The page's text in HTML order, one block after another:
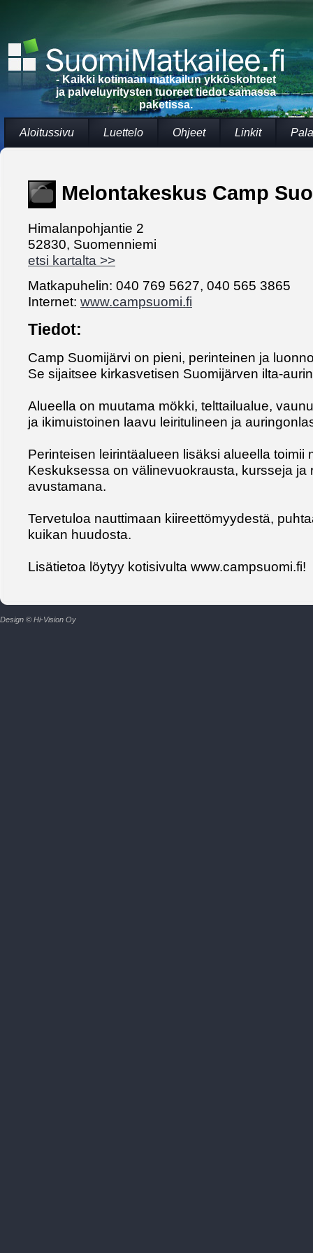
- Kaikki kotimaan matkailun ykköskohteet
ja palveluyritysten tuoreet tiedot samassa
paketissa.
Aloitussivu Luettelo Ohjeet Linkit
Melontakeskus Camp
Himalanpohjantie 2
52830, Suomenniemi
etsi kartalta >>
Matkapuhelin: 040 769 5627, 040 565 3865
Internet: www.campsuomi.fi
Tiedot:
Camp Suomijärvi on pieni, perinteinen ja
Se sijaitsee kirkasvetisen Suomijärven ilta-
Alueella on muutama mökki, telttailualue,
ja ikimuistoinen laavu leiritulineen ja
Perinteisen leirintäalueen lisäksi alueella toimii
Keskuksessa on välinevuokrausta, kursseja ja
avustamana.
Tervetuloa nauttimaan kiireettömyydestä,
kuikan huudosta.
Lisätietoa löytyy kotisivulta www.campsuomi.fi!
Design © Hi-Vision Oy